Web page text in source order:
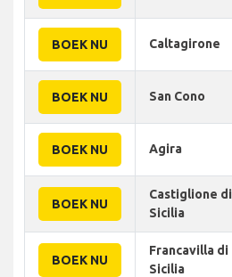
BOEK NU Caltagirone
BOEK NU San Cono
BOEK NU Agira
BOEK NU
Castiglione di
Sicilia
BOEK NU
Francavilla di
Sicilia